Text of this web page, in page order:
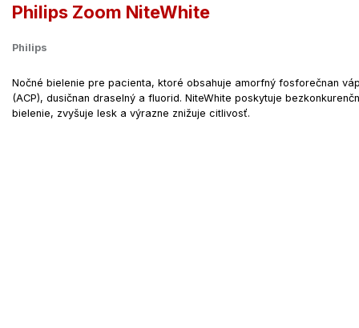
Philips Zoom NiteWhite
Philips
Nočné bielenie pre pacienta, ktoré obsahuje amorfný fosforečnan
(ACP), dusičnan draselný a fluorid. NiteWhite poskytuje
bielenie, zvyšuje lesk a výrazne znižuje citlivosť.